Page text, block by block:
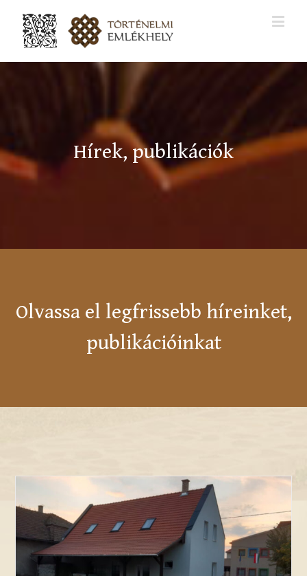
Hírek, publikációk
Olvassa el legfrissebb híreinket,
publikációinkat
Bibliatáborok és Honismereti Táborok
Feltételeinek Kialakítása és
Múzeumpedagógiai Fejlesztés a